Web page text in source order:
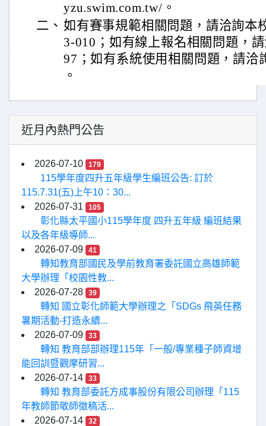
yzu.swim.com.tw/。
二、 如有賽事規範相關問題，請洽詢本
3-010；如有線上報名相關問題，
97；如有系統使用相關問題，請洽
。
近月內熱門公告
2026-07-10 179
115學年度四升五年級學生編班公告: 訂於
115.7.31(五)上午10：30...
2026-07-31
105
彰化縣太平國小115學年度 四升五年級 編班結果
以及各年級導師...
2026-07-09
41
轉知教育部國民及學前教育署委託國立高雄師範
大學辦理「校園性教...
2026-07-28
39
轉知 國立彰化師範大學辦理之「SDGs 飛英任務
暑期活動-打造永續...
2026-07-09
33
轉知 教育部部辦理115年「一般/專業種子師資增
能回訓暨觀摩研習...
2026-07-14
33
轉知 教育部委託方成事股份有限公司辦理「115
年教師節敬師徵稿活...
2026-07-14
32